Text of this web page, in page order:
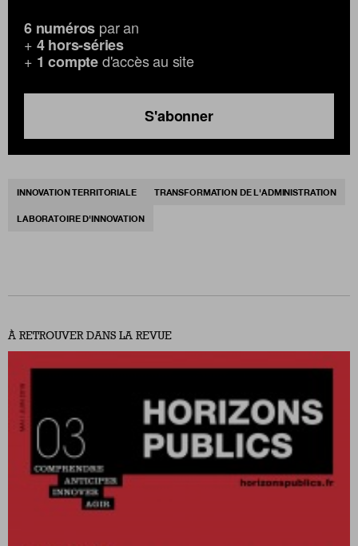
6 numéros par an
+ 4 hors-séries
+ 1 compted'accès au site
S'abonner
INNOVATION TERRITORIALE TRANSFORMATION DE L'ADMINISTRATION
LABORATOIRE D'INNOVATION
À RETROUVER DANS LA REVUE